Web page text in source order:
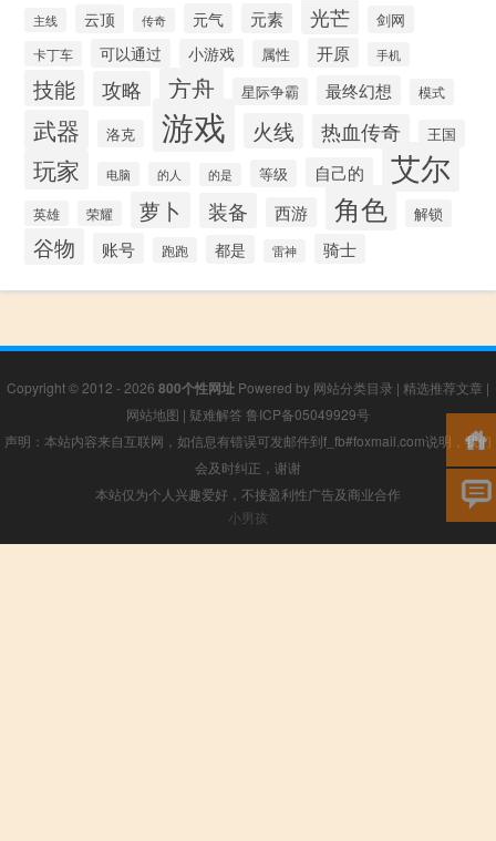
主线 云顶 传奇 元气 元素 光芒 剑网
卡丁车 可以通过 小游戏 属性 开原 手机
技能 攻略 方舟 星际争霸 最终幻想 模式
武器 洛克 游戏 火线 热血传奇 王国
玩家 电脑 的人 的是 等级 自己的 艾尔
英雄 荣耀 萝卜 装备 西游 角色 解锁
谷物 账号 跑跑 都是 雷神 骑士
Copyright © 2012 - 2026 800个性网址 Powered by 网站分类目录 | 精选推荐文章 |
网站地图 | 疑难解答 鲁ICP备05049929号
声明：本站内容来自互联网，如信息有错误可发邮件到f_fb#foxmail.com说明，我们
会及时纠正，谢谢
本站仅为个人兴趣爱好，不接盈利性广告及商业合作
小男孩